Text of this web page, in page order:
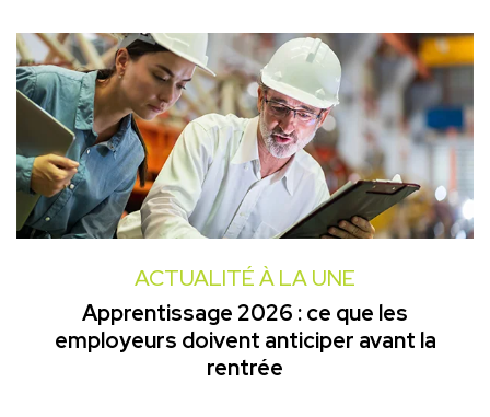
ACTUALITÉ À LA UNE
Apprentissage 2026 : ce que les
employeurs doivent anticiper avant la
rentrée